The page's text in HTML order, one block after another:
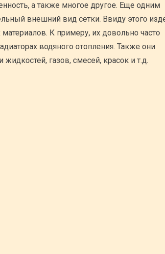
а также многое другое. Еще одним
внешний вид сетки. Ввиду этого
К примеру, их довольно часто
водяного отопления. Также они
газов, смесей, красок и т.д.